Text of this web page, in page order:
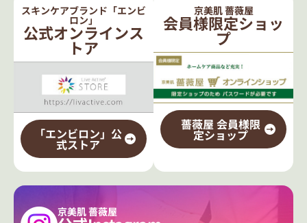
スキンケアブランド「エンビ
ロン」
公式オンラインス
トア
「エンビロン」公
式ストア
京美肌 薔薇屋
会員様限定ショッ
プ
薔薇屋 会員様限
定ショップ
京美肌 薔薇屋